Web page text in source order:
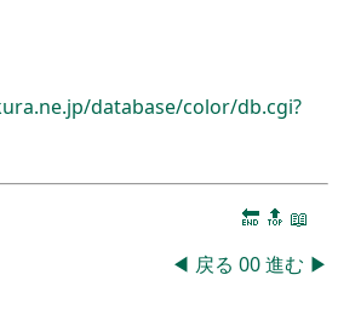
database/color/db.cgi?
🔚 🔝 📖
◀ 戻る 00進む ▶